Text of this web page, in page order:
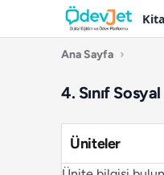
Ana Sayfa ›
4. Sınıf
Üniteler